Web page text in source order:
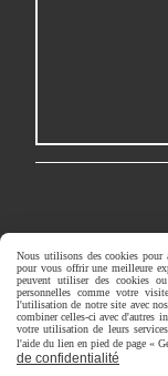
Nous utilisons des cookies pour
pour vous offrir une meilleure
peuvent utiliser des cookies
personnelles comme votre
l'utilisation de notre site avec
combiner celles-ci avec d'autres
votre utilisation de leurs
l'aide du lien en pied de page «
de confidentialité